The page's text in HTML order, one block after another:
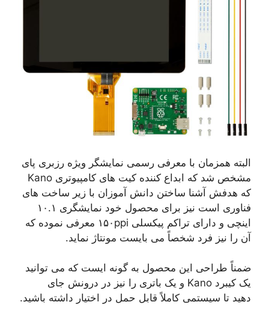
البته همزمان با معرفی رسمی نمایشگر ویژه رزبری پای
مشخص شد که ابداع کننده کیت های کامپیوتری Kano
که هدفش آشنا ساختن دانش آموزان با زیر ساخت های
فناوری است نیز برای محصول خود نمایشگری ۱۰.۱
اینچی و دارای تراکم پیکسلی ۱۵۰ppi معرفی نموده که
آن را نیز فرد شخصاً می بایست مونتاژ نماید.
ضمناً طراحی این محصول به گونه ایست که می توانید
یک کیبرد Kano و یک باتری را نیز در درونش جای
دهید تا سیستمی کاملاً قابل حمل در اختیار داشته باشید.